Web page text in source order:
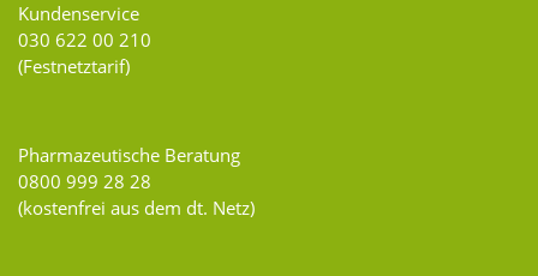
Kundenservice
030 622 00 210
(Festnetztarif)
Pharmazeutische Beratung
0800 999 28 28
(kostenfrei aus dem dt. Netz)